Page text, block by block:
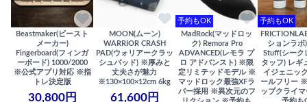
Beastmaker(ビースト
メーカー)
Fingerboard(フィンガ
ーボード) 1000/2000
※公式アプリ対応 ※指
トレ決定版
30,800円
MOON(ムーン)
WARRIOR CRASH
PAD(ウォリアークラッ
シュパッド) ※厚みと
丈夫さが魅力
※130×100×12cm 6kg
61,600円
予約もOK
MadRock(マッドロッ
ク) Remora Pro
ADVANCED(レモラ プ
ロ アドバンスト) ※限
定リミテッドモデル ※
マッドロック最強XFラ
バー採用 ※異次元のフ
予約もOK
ションラボ
Stuff(シーク
タッフ) レギ
イジェニッ
ールフリー
ップクライ